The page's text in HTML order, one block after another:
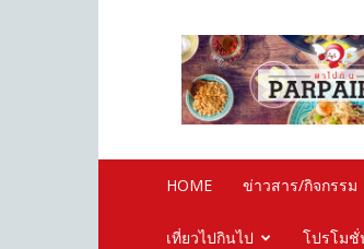
Parpaikin.com
HOME ข่าวสาร/กิจกรรม
เที่ยวไปกินไป โปรโมชั่